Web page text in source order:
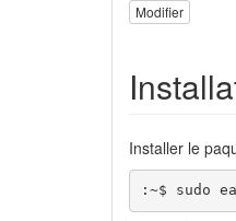
Modifier
Installer le
:~$ sudo